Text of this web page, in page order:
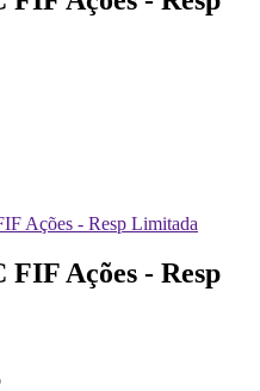
Ações - Resp Limitada
Ações - Resp